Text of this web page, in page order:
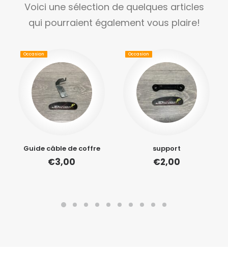
Voici une sélection de quelques articles
qui pourraient également vous plaire!
Guide câble de coffre
€3,00
Occasion
support
€2,00
Occasion